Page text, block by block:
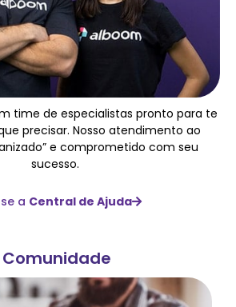
time de especialistas pronto para te
precisar. Nosso atendimento ao
e comprometido com seu
sucesso.
a Central de Ajuda
Comunidade